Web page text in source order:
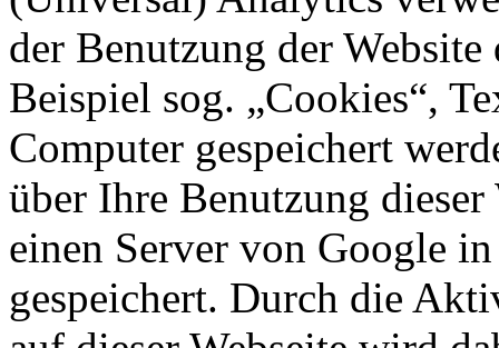
der Benutzung der
Beispiel sog. „Cookies“,
Computer gespeichert
über Ihre Benutzung
einen Server von Google
gespeichert. Durch die